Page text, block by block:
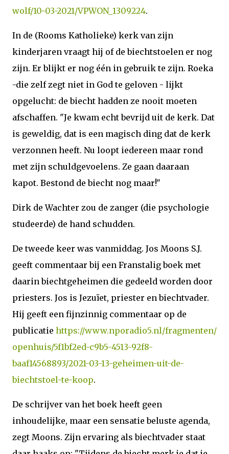
wolf/10-03-2021/VPWON_1309224.
In de (Rooms Katholieke) kerk van zijn
kinderjaren vraagt hij of de biechtstoelen er nog
zijn. Er blijkt er nog één in gebruik te zijn. Roeka
-die zelf zegt niet in God te geloven - lijkt
opgelucht: de biecht hadden ze nooit moeten
afschaffen. "Je kwam echt bevrijd uit de kerk. Dat
is geweldig, dat is een magisch ding dat de kerk
verzonnen heeft. Nu loopt iedereen maar rond
met zijn schuldgevoelens. Ze gaan daaraan
kapot. Bestond de biecht nog maar!"
Dirk de Wachter zou de zanger (die psychologie
studeerde) de hand schudden.
De tweede keer was vanmiddag. Jos Moons S.J.
geeft commentaar bij een Franstalig boek met
daarin biechtgeheimen die gedeeld worden door
priesters. Jos is Jezuïet, priester en biechtvader.
Hij geeft een fijnzinnig commentaar op de
publicatie https://www.nporadio5.nl/fragmenten/
openhuis/5f1bf2ed-c9b5-4513-92f8-
baaf14568893/2021-03-13-geheimen-uit-de-
biechtstoel-te-koop.
De schrijver van het boek heeft geen
inhoudelijke, maar een sensatie beluste agenda,
zegt Moons. Zijn ervaring als biechtvader staat